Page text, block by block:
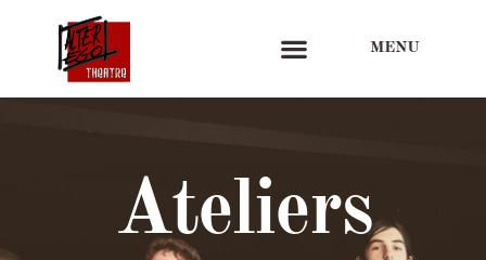
MENU
Ateliers